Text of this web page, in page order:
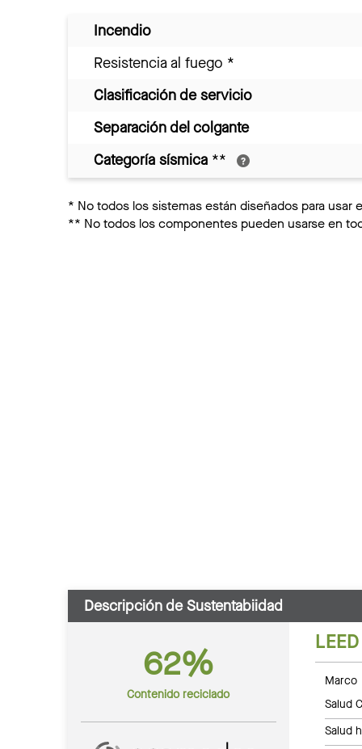
Incendio
Resistencia al fuego *
Clasificación de servicio
Separación del colgante
Categoría sísmica **
* No todos los sistemas están diseñados para usar
** No todos los componentes pueden usarse en
Descripción de Sustentabiidad
62%
Contenido reciclado
Marco
Salud
Salud